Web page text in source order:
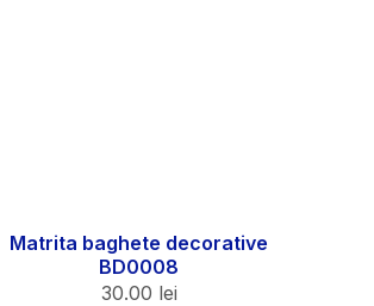
Matrita baghete decorative
BD0008
30.00 lei